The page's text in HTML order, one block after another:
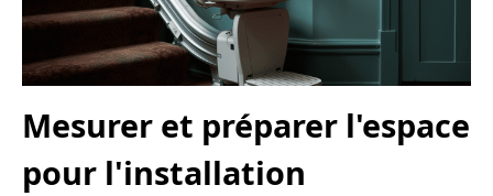
Mesurer et préparer l'espace
pour l'installation